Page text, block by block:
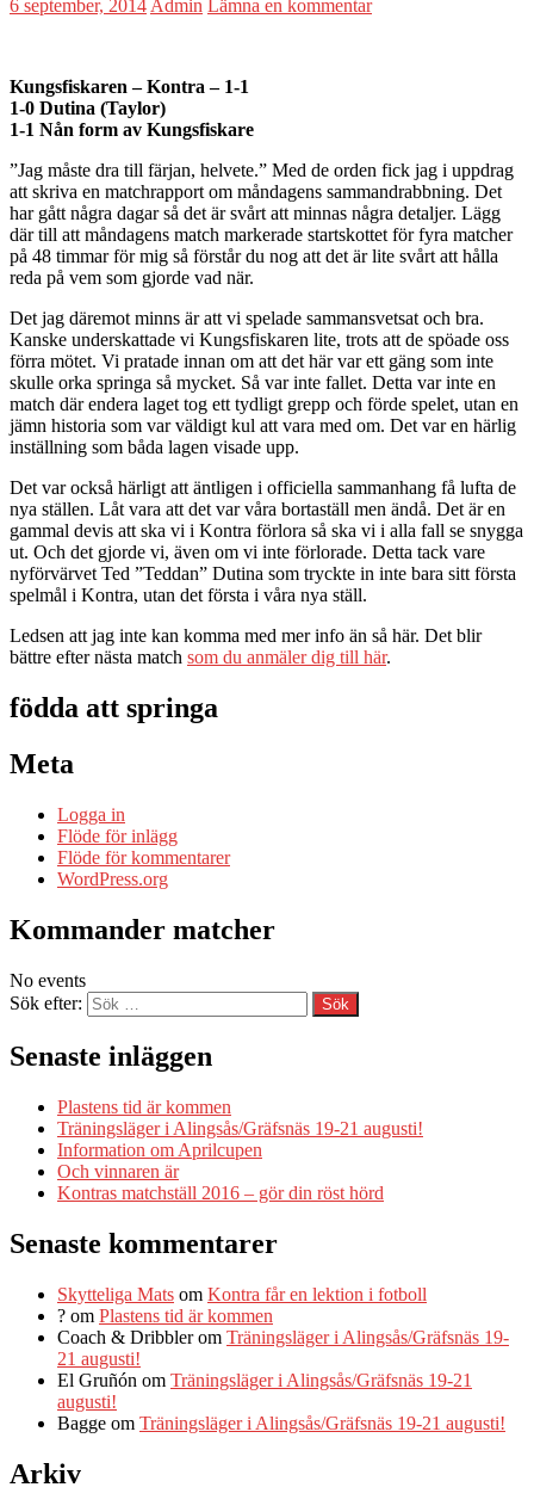
6 september, 2014Admin Lämna en kommentar
Kungsfiskaren – Kontra – 1-1
1-0 Dutina (Taylor)
1-1 Nån form av Kungsfiskare
”Jag måste dra till färjan, helvete.” Med de orden fick jag i uppdrag
att skriva en matchrapport om måndagens sammandrabbning. Det
har gått några dagar så det är svårt att minnas några detaljer. Lägg
där till att måndagens match markerade startskottet för fyra matcher
på 48 timmar för mig så förstår du nog att det är lite svårt att hålla
reda på vem som gjorde vad när.
Det jag däremot minns är att vi spelade sammansvetsat och bra.
Kanske underskattade vi Kungsfiskaren lite, trots att de spöade oss
förra mötet. Vi pratade innan om att det här var ett gäng som inte
skulle orka springa så mycket. Så var inte fallet. Detta var inte en
match där endera laget tog ett tydligt grepp och förde spelet, utan en
jämn historia som var väldigt kul att vara med om. Det var en härlig
inställning som båda lagen visade upp.
Det var också härligt att äntligen i officiella sammanhang få lufta de
nya ställen. Låt vara att det var våra bortaställ men ändå. Det är en
gammal devis att ska vi i Kontra förlora så ska vi i alla fall se snygga
ut. Och det gjorde vi, även om vi inte förlorade. Detta tack vare
nyförvärvet Ted ”Teddan” Dutina som tryckte in inte bara sitt första
spelmål i Kontra, utan det första i våra nya ställ.
Ledsen att jag inte kan komma med mer info än så här. Det blir
bättre efter nästa match som du anmäler dig till här.
födda att springa
Meta
Logga in
Flöde för inlägg
Flöde för kommentarer
WordPress.org
Kommander matcher
No events
Sök efter:
Senaste inläggen
Plastens tid är kommen
Träningsläger i Alingsås/Gräfsnäs 19-21 augusti!
Information om Aprilcupen
Och vinnaren är
Kontras matchställ 2016 – gör din röst hörd
Senaste kommentarer
Skytteliga Mats om Kontra får en lektion i fotboll
? om Plastens tid är kommen
Coach & Dribblerom Träningsläger i Alingsås/Gräfsnäs 19-
21 augusti!
El Gruñón om Träningsläger i Alingsås/Gräfsnäs 19-21
augusti!
Bagge om Träningsläger i Alingsås/Gräfsnäs 19-21 augusti!
Arkiv